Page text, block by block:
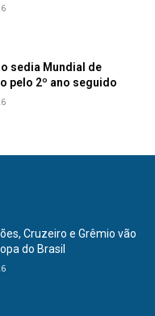
sedia Mundial de
pelo 2º ano seguido
Cruzeiro e Grêmio vão
do Brasil